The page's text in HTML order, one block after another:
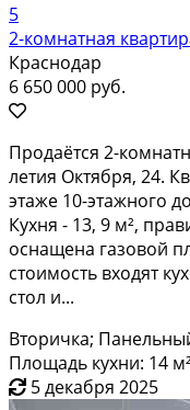
5
2-комнатная
Краснодар
6 650 000 руб.
Продаётся 2-
летия Октября, 24.
этаже 10-этажного
Кухня - 13, 9 м²,
оснащена газовой
стоимость входят
стол и...
Вторичка;
Площадь кухни: 14
5 декабря 2025